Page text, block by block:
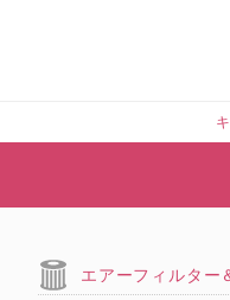
エアーフィルター